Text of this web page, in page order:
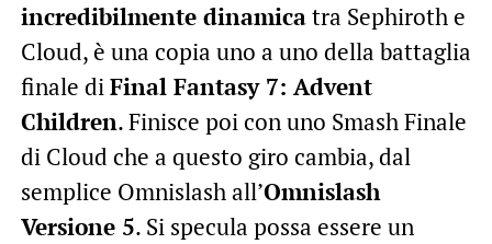
incredibilmente dinamicatra Sephiroth e
Cloud, è una copia uno a uno della battaglia
finale diFinal Fantasy 7: Advent
Children. Finisce poi con uno Smash Finale
di Cloud che a questo giro cambia, dal
semplice Omnislash all’Omnislash
Versione 5. Si specula possa essere un